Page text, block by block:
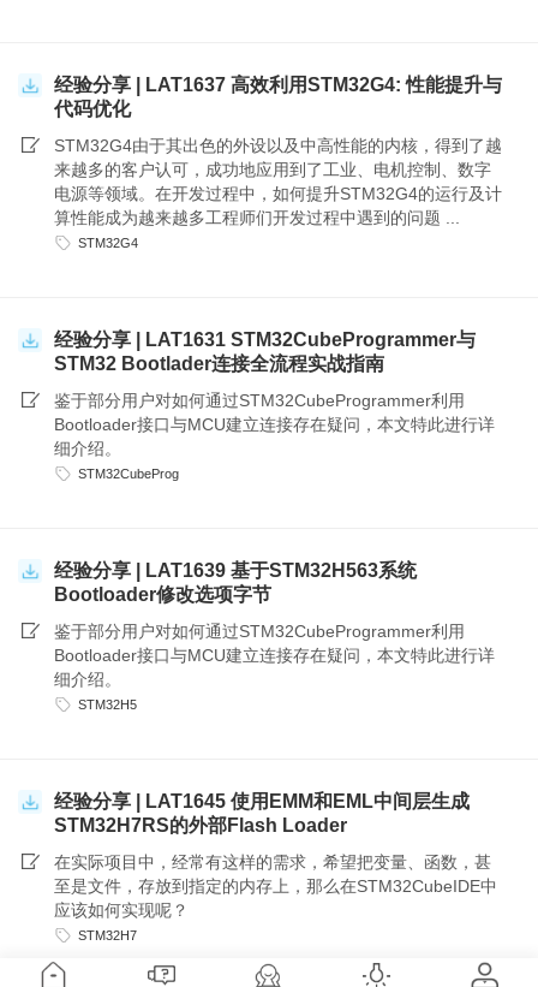
经验分享 | LAT1637 高效利用STM32G4: 性能提升与
代码优化
STM32G4由于其出色的外设以及中高性能的内核，得到了越
来越多的客户认可，成功地应用到了工业、电机控制、数字
电源等领域。在开发过程中，如何提升STM32G4的运行及计
算性能成为越来越多工程师们开发过程中遇到的问题 ...
STM32G4
经验分享 | LAT1631 STM32CubeProgrammer与
STM32 Bootlader连接全流程实战指南
鉴于部分用户对如何通过STM32CubeProgrammer利用
Bootloader接口与MCU建立连接存在疑问，本文特此进行详
细介绍。
STM32CubeProg
经验分享 | LAT1639 基于STM32H563系统
Bootloader修改选项字节
鉴于部分用户对如何通过STM32CubeProgrammer利用
Bootloader接口与MCU建立连接存在疑问，本文特此进行详
细介绍。
STM32H5
经验分享 | LAT1645 使用EMM和EML中间层生成
STM32H7RS的外部Flash Loader
在实际项目中，经常有这样的需求，希望把变量、函数，甚
至是文件，存放到指定的内存上，那么在STM32CubeIDE中
应该如何实现呢？
STM32H7